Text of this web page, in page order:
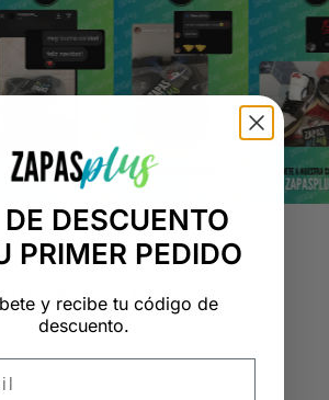
-50%
DESCUENTO
PRIMER PEDIDO
y recibe tu código de
descuento.